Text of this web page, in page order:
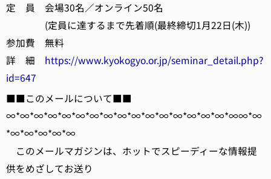
定 員 会場30名／オンライン50名
(定員に達するまで先着順(最終締切1月22日(木))
参加費 無料
詳 細 https://www.kyokogyo.or.jp/seminar_detail.php?
id=647
■■このメールについて■■
∞*∞*∞*∞*∞*∞*∞*∞*∞*∞*∞*∞*∞*∞*∞*∞*∞∞*∞
*∞*∞*∞*∞*∞
このメールマガジンは、ホットでスピーディーな情報提
供をめざしてお送り